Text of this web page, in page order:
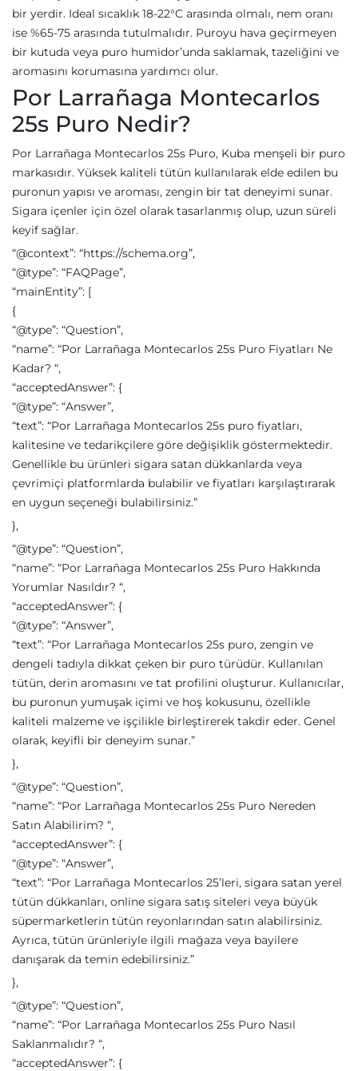
bir yerdir. Ideal sıcaklık 18-22°C arasında olmalı, nem oranı
ise %65-75 arasında tutulmalıdır. Puroyu hava geçirmeyen
bir kutuda veya puro humidor’unda saklamak, tazeliğini ve
aromasını korumasına yardımcı olur.
Por Larrañaga Montecarlos
25s Puro Nedir?
Por Larrañaga Montecarlos 25s Puro, Kuba menşeli bir puro
markasıdır. Yüksek kaliteli tütün kullanılarak elde edilen bu
puronun yapısı ve aroması, zengin bir tat deneyimi sunar.
Sigara içenler için özel olarak tasarlanmış olup, uzun süreli
keyif sağlar.
“@context”: “https://schema.org”,
“@type”: “FAQPage”,
“mainEntity”: [
{
“@type”: “Question”,
“name”: “Por Larrañaga Montecarlos 25s Puro Fiyatları Ne
Kadar? “,
“acceptedAnswer”: {
“@type”: “Answer”,
“text”: “Por Larrañaga Montecarlos 25s puro fiyatları,
kalitesine ve tedarikçilere göre değişiklik göstermektedir.
Genellikle bu ürünleri sigara satan dükkanlarda veya
çevrimiçi platformlarda bulabilir ve fiyatları karşılaştırarak
en uygun seçeneği bulabilirsiniz.”
},
“@type”: “Question”,
“name”: “Por Larrañaga Montecarlos 25s Puro Hakkında
Yorumlar Nasıldır? “,
“acceptedAnswer”: {
“@type”: “Answer”,
“text”: “Por Larrañaga Montecarlos 25s puro, zengin ve
dengeli tadıyla dikkat çeken bir puro türüdür. Kullanılan
tütün, derin aromasını ve tat profilini oluşturur. Kullanıcılar,
bu puronun yumuşak içimi ve hoş kokusunu, özellikle
kaliteli malzeme ve işçilikle birleştirerek takdir eder. Genel
olarak, keyifli bir deneyim sunar.”
},
“@type”: “Question”,
“name”: “Por Larrañaga Montecarlos 25s Puro Nereden
Satın Alabilirim? “,
“acceptedAnswer”: {
“@type”: “Answer”,
“text”: “Por Larrañaga Montecarlos 25’leri, sigara satan yerel
tütün dükkanları, online sigara satış siteleri veya büyük
süpermarketlerin tütün reyonlarından satın alabilirsiniz.
Ayrıca, tütün ürünleriyle ilgili mağaza veya bayilere
danışarak da temin edebilirsiniz.”
},
“@type”: “Question”,
“name”: “Por Larrañaga Montecarlos 25s Puro Nasıl
Saklanmalıdır? “,
“acceptedAnswer”: {